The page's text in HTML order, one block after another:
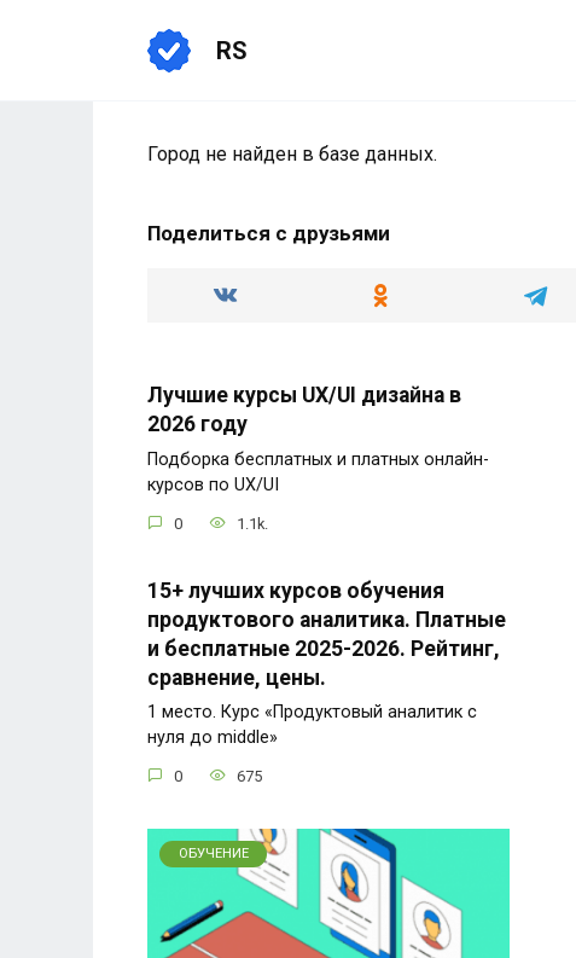
RS
Город не найден в базе данных.
Поделиться с друзьями
Лучшие курсы UX/UI дизайна в
2026 году
Подборка бесплатных и платных онлайн-
курсов по UX/UI
0 1.1k.
15+ лучших курсов обучения
продуктового аналитика. Платные
и бесплатные 2025-2026. Рейтинг,
сравнение, цены.
1 место. Курс «Продуктовый аналитик с
нуля до middle»
0 675
ОБУЧЕНИЕ